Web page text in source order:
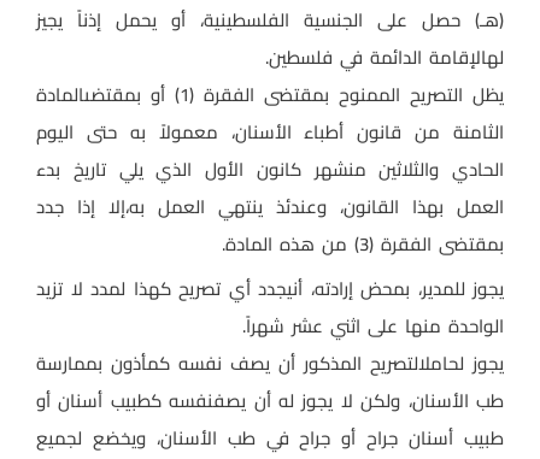
(هـ) حصل على الجنسية الفلسطينية، أو يحمل إذناً يجيز
لهالإقامة الدائمة في فلسطين.
يظل التصريح الممنوح بمقتضى الفقرة (1) أو بمقتضىالمادة
الثامنة من قانون أطباء الأسنان، معمولاً به حتى اليوم
الحادي والثلاثين منشهر كانون الأول الذي يلي تاريخ بدء
العمل بهذا القانون، وعندئذ ينتهي العمل به،إلا إذا جدد
بمقتضى الفقرة (3) من هذه المادة
.
يجوز للمدير، بمحض إرادته، أنيجدد أي تصريح كهذا لمدد لا تزيد
الواحدة منها على اثني عشر شهراً.
يجوز لحاملالتصريح المذكور أن يصف نفسه كمأذون بممارسة
طب الأسنان، ولكن لا يجوز له أن يصفنفسه كطبيب أسنان أو
طبيب أسنان جراح أو جراح في طب الأسنان، ويخضع لجميع